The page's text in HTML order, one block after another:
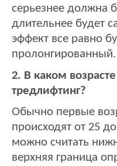
серьезнее должна
длительнее будет
эффект все равно
пролонгированный.
2. В каком
тредлифтинг?
Обычно первые
происходят от 25
можно считать
верхняя граница